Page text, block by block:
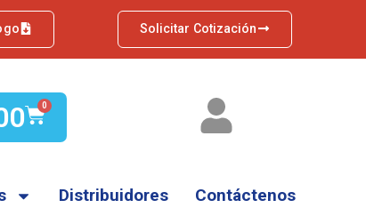
Solicitar Cotización
0
Distribuidores Contáctenos